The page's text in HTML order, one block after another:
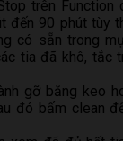
trên Function
đến 90 phút tùy
có sẵn trong
tia đã khô, tắc
gỡ băng keo
đó bấm clean